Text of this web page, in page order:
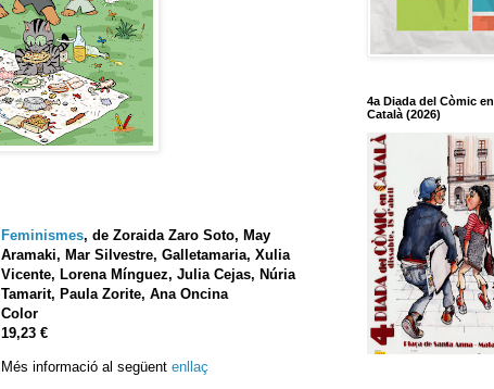
Feminismes, deZoraida Zaro Soto, May
Aramaki, Mar Silvestre, Galletamaria, Xulia
Vicente, Lorena Mínguez, Julia Cejas, Núria
Tamarit, Paula Zorite, Ana Oncina
Color
19,23 €
Més informació al següentenllaç
4a Diada del Còmic en
Català (2026)